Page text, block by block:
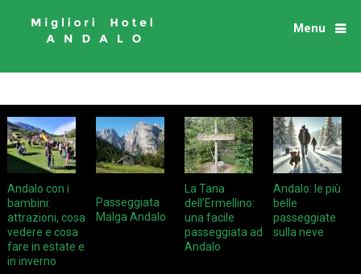
Menu
Andalo con i
bambini:
attrazioni, cosa
vedere e cosa
fare in estate e
in inverno
Passeggiata
Malga Andalo
La Tana
dell’Ermellino:
una facile
passeggiata ad
Andalo
Andalo: le più
belle
passeggiate
sulla neve